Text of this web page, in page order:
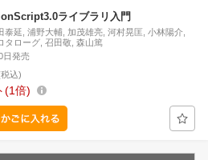
ライブラリ入門
泰延, 浦野大輔, 加茂雄亮, 河村晃匡, 小林陽介,
タローグ, 召田敬, 森山篤
日発売
込)
1倍